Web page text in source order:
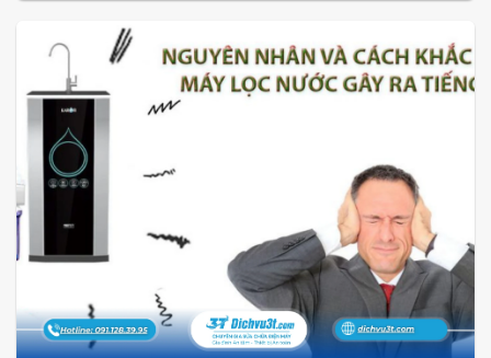
cho cả gia đình. Tuy nhiên, sau một thời gian sử dụng, nhiều người
thường chỉ quan tâm đến việc thay lõi lọc mà quên kiểm tra tổng thể